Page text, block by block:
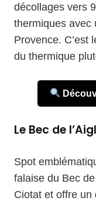
décollages vers
thermiques avec
Provence. C’est
du thermique
Le Bec de
Spot
falaise du Bec
Ciotat et offre un